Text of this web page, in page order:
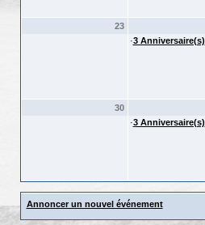
23
·3 Anniversaire(s)
30
·3 Anniversaire(s)
Annoncer un nouvel événement